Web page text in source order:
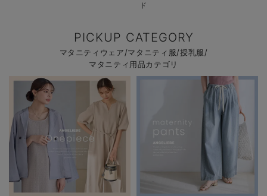
ド
PICKUP CATEGORY
マタニティウェア/マタニティ服/授乳服/
マタニティ用品カテゴリ